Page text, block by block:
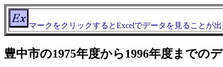
マークをクリックするとExcelでデータを見ることが
豊中市の1975年度から1996年度までの